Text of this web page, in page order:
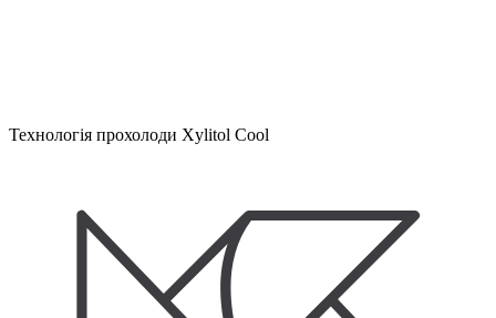
Технологія прохолоди Xylitol Cool